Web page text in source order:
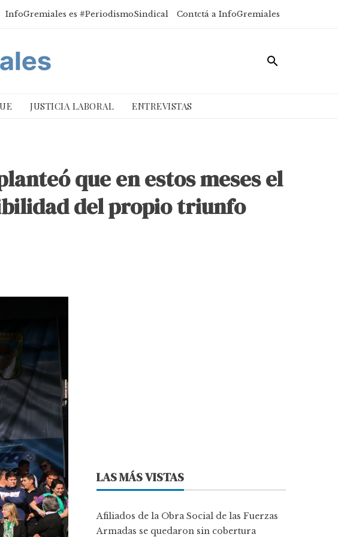
InfoGremiales es #PeriodismoSindical Contctá a InfoGremiales
JUSTICIA LABORAL ENTREVISTAS
que en estos meses el
del propio triunfo
LAS MÁS VISTAS
Afiliados de la Obra Social de las Fuerzas
Armadas se quedaron sin cobertura